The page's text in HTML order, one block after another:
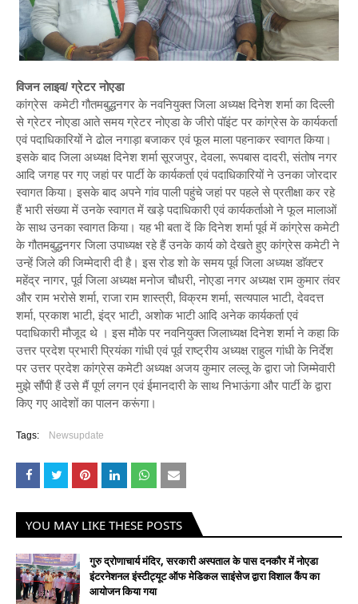
विजन लाइव/ ग्रेटर नोएडा
कांग्रेस कमेटी गौतमबुद्धनगर के नवनियुक्त जिला अध्यक्ष दिनेश शर्मा का दिल्ली
से ग्रेटर नोएडा आते समय ग्रेटर नोएडा के जीरो पॉइंट पर कांग्रेस के कार्यकर्ता
एवं पदाधिकारियों ने ढोल नगाड़ा बजाकर एवं फूल माला पहनाकर स्वागत किया।
इसके बाद जिला अध्यक्ष दिनेश शर्मा सूरजपुर, देवला, रूपबास दादरी, संतोष नगर
आदि जगह पर गए जहां पर पार्टी के कार्यकर्ता एवं पदाधिकारियों ने उनका जोरदार
स्वागत किया। इसके बाद अपने गांव पाली पहुंचे जहां पर पहले से प्रतीक्षा कर रहे
हैं भारी संख्या में उनके स्वागत में खड़े पदाधिकारी एवं कार्यकर्ताओ ने फूल मालाओं
के साथ उनका स्वागत किया। यह भी बता दें कि दिनेश शर्मा पूर्व में कांग्रेस कमेटी
के गौतमबुद्धनगर जिला उपाध्यक्ष रहे हैं उनके कार्य को देखते हुए कांग्रेस कमेटी ने
उन्हें जिले की जिम्मेदारी दी है। इस रोड शो के समय पूर्व जिला अध्यक्ष डाॅक्टर
महेंद्र नागर, पूर्व जिला अध्यक्ष मनोज चौधरी, नोएडा नगर अध्यक्ष राम कुमार तंवर
और राम भरोसे शर्मा, राजा राम शास्त्री, विक्रम शर्मा, सत्यपाल भाटी, देवदत्त
शर्मा, प्रकाश भाटी, इंद्र भाटी, अशोक भाटी आदि अनेक कार्यकर्ता एवं
पदाधिकारी मौजूद थे । इस मौके पर नवनियुक्त जिलाध्यक्ष दिनेश शर्मा ने कहा कि
उत्तर प्रदेश प्रभारी प्रियंका गांधी एवं पूर्व राष्ट्रीय अध्यक्ष राहुल गांधी के निर्देश
पर उत्तर प्रदेश कांग्रेस कमेटी अध्यक्ष अजय कुमार लल्लू के द्वारा जो जिम्मेवारी
मुझे सौंपी हैं उसे मैं पूर्ण लगन एवं ईमानदारी के साथ निभाऊंगा और पार्टी के द्वारा
किए गए आदेशों का पालन करूंगा।
Tags: Newsupdate
YOU MAY LIKE THESE POSTS
गुरु द्रोणाचार्य मंदिर, सरकारी अस्पताल के पास दनकौर में नोएडा
इंटरनेशनल इंस्टीट्यूट ऑफ मेडिकल साइंसेज द्वारा विशाल कैंप का
आयोजन किया गया